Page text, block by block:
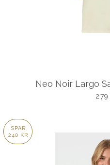
Neo Noir Largo
279
SPAR
240 KR